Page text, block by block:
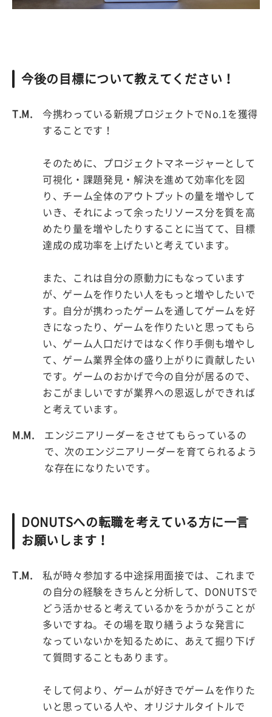
今後の目標について教えてください！
T.M.
今携わっている新規プロジェクトでNo.1を獲得
することです！
そのために、プロジェクトマネージャーとして
可視化・課題発見・解決を進めて効率化を図
り、チーム全体のアウトプットの量を増やして
いき、それによって余ったリソース分を質を高
めたり量を増やしたりすることに当てて、目標
達成の成功率を上げたいと考えています。
また、これは自分の原動力にもなっています
が、ゲームを作りたい人をもっと増やしたいで
す。自分が携わったゲームを通してゲームを好
きになったり、ゲームを作りたいと思ってもら
い、ゲーム人口だけではなく作り手側も増やし
て、ゲーム業界全体の盛り上がりに貢献したい
です。ゲームのおかげで今の自分が居るので、
おこがましいですが業界への恩返しができれば
と考えています。
M.M.
エンジニアリーダーをさせてもらっているの
で、次のエンジニアリーダーを育てられるよう
な存在になりたいです。
DONUTSへの転職を考えている方に一言
お願いします！
T.M.
私が時々参加する中途採用面接では、これまで
の自分の経験をきちんと分析して、DONUTSで
どう活かせると考えているかをうかがうことが
多いですね。その場を取り繕うような発言に
なっていないかを知るために、あえて掘り下げ
て質問することもあります。
そして何より、ゲームが好きでゲームを作りた
いと思っている人や、オリジナルタイトルで